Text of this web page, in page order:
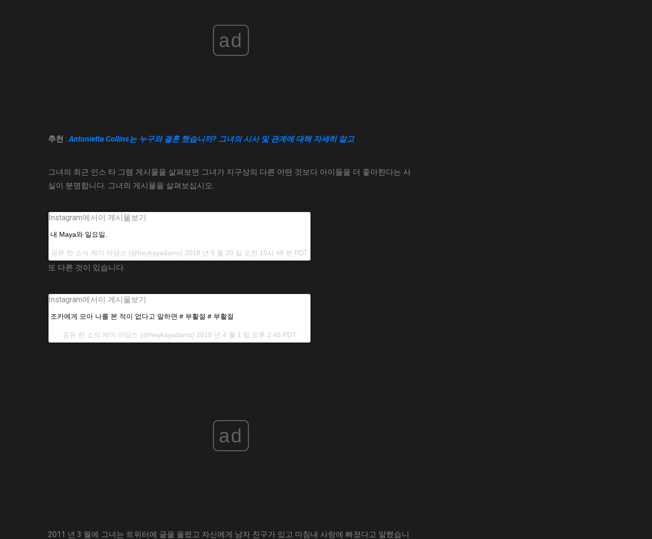
ad
추천 :Antonietta Collins는 누구와 결혼 했습니까? 그녀의 시사 및 관계에 대해 자세히 알고
그녀의 최근 인스 타 그램 게시물을 살펴보면 그녀가 지구상의 다른 어떤 것보다 아이들을 더 좋아한다는 사
실이 분명합니다. 그녀의 게시물을 살펴보십시오.
Instagram에서이 게시물보기
내 Maya와 일요일.
공유 한 소식 케이 아담스 (@heykayadams) 2018 년 5 월 20 일 오전 10시 48 분 PDT
또 다른 것이 있습니다.
Instagram에서이 게시물보기
조카에게 모아 나를 본 적이 없다고 말하면 # 부활절 # 부활절
공유 한 소식 케이 아담스 (@heykayadams) 2018 년 4 월 1 일 오후 2:46 PDT
ad
2011 년 3 월에 그녀는 트위터에 글을 올렸고 자신에게 남자 친구가 있고 마침내 사랑에 빠졌다고 말했습니